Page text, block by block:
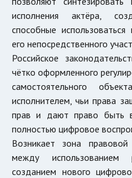
исполнения актёра,
способные
его непосредственного
Российское
чётко оформленного
самостоятельного
исполнителем, чьи права
прав и дают право быть
полностью цифровое
Возникает зона правовой
между использованием
созданием нового